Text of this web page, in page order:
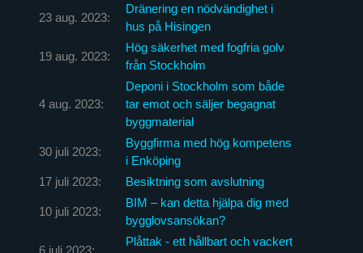
23 aug. 2023:
Dränering en nödvändighet i
hus på Hisingen
19 aug. 2023:
Hög säkerhet med fogfria golv
från Stockholm
4 aug. 2023:
Deponi i Stockholm som både
tar emot och säljer begagnat
byggmaterial
30 juli 2023:
Byggfirma med hög kompetens
i Enköping
17 juli 2023:
Besiktning som avslutning
10 juli 2023:
BIM – kan detta hjälpa dig med
bygglovsansökan?
6 juli 2023:
Plåttak - ett hållbart och vackert